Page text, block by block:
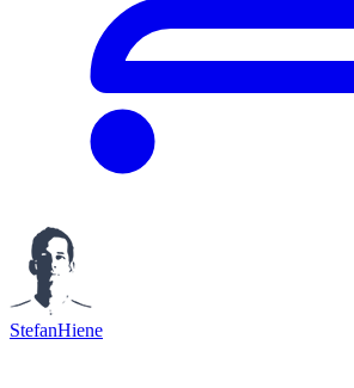
StefanHiene